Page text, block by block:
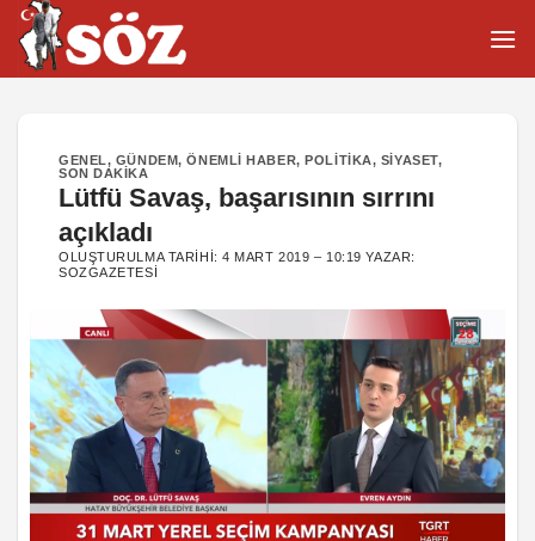
İçeriğe
atla
GENEL, GÜNDEM,ÖNEMLI HABER,POLITIKA, SIYASET,
SON DAKIKA
Lütfü Savaş, başarısının sırrını
açıkladı
OLUŞTURULMA TARIHI:4 MART 2019 – 10:19 YAZAR:
SOZGAZETESI